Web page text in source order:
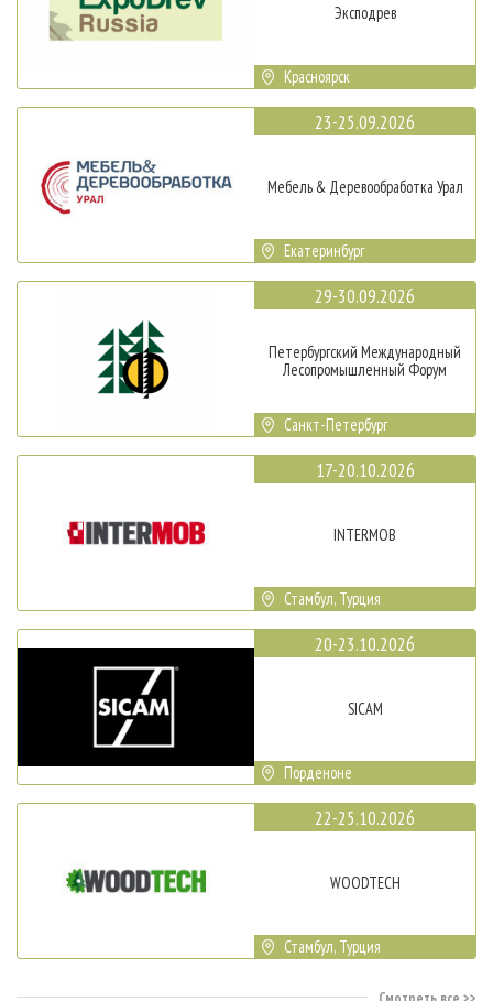
Эксподрев
Красноярск
23-25.09.2026
Мебель & Деревообработка Урал
Екатеринбург
29-30.09.2026
Петербургский Международный
Лесопромышленный Форум
Санкт-Петербург
17-20.10.2026
INTERMOB
Стамбул, Турция
20-23.10.2026
SICAM
Порденоне
22-25.10.2026
WOODTECH
Стамбул, Турция